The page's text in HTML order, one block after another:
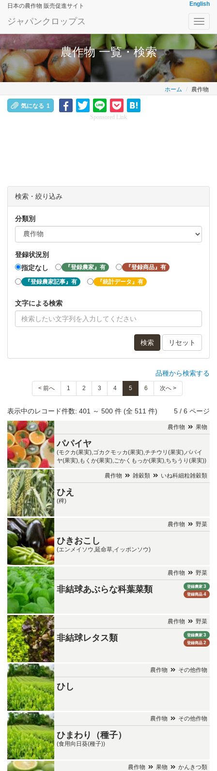
日本の農作物 販売促進サイト English
ジャパンクロップス
農作物 一覧・検索
ホーム 農作物
気になる 1
Sponsored Link
検索・絞り込み
分類別
登録状況別
指定なし
『登録農家』有 『登録商品』有
『登録農家記事』有 『統計データ』有
文字による検索
検索 リセット
品種から検索する
< 前へ 1 2 3 4 5 6 次へ >
表示中のレコード件数: 401 ～ 500 件 (全 511 件) 5 / 6 ページ
農作物 果物
パパイヤ
(モクカ(果実),ゴカクモッカ(果実),チチウリ(果実),パパイ
ヤ(果実),もくか(果実),ごかくもっか(果実),ちちうり(果実))
農作物 雑穀類 いね科細粒雑穀類
ひえ
(稗)
農作物 野菜
ひきおこし
(エンメイソウ,延命草,イッポンソウ)
農作物 野菜
登録農家 3
登録商品 4
非結球あぶらな科葉菜類
農作物 野菜
登録農家 3
登録商品 2
非結球レタス類
農作物 その他作物
ひし
農作物 その他作物
ひまわり（種子）
(食用向日葵(種子))
農作物 果物 かんきつ類